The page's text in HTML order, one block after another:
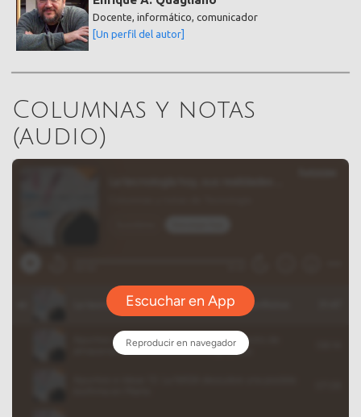
Docente, informático, comunicador
[Un perfil del autor]
Columnas y notas
(audio)